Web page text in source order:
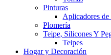
Pinturas
Aplicadores de
Plomería
Teipe, Silicones Y
Teipes
Hogar y Decoración